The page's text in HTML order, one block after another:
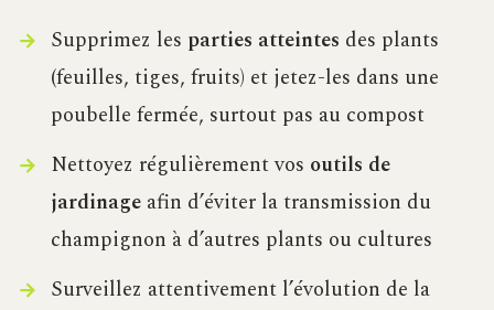
Supprimez les parties atteintes des plants
(feuilles, tiges, fruits) et jetez-les dans une
poubelle fermée, surtout pas au compost
Nettoyez régulièrement vos outils de
jardinageafin d’éviter la transmission du
champignon à d’autres plants ou cultures
Surveillez attentivement l’évolution de la